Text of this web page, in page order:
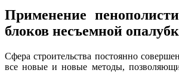
Применение
блоков несъемной
Сфера строительства постоянно
все новые и новые методы,